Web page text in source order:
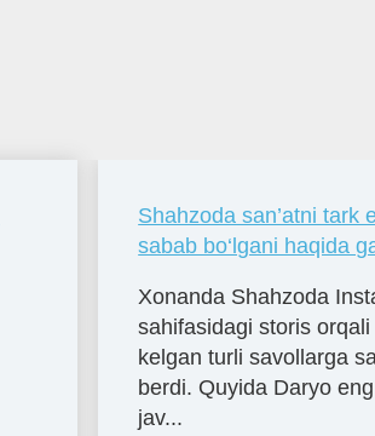
Shahzoda san’atni tark
sabab bo‘lgani haqida
Xonanda Shahzoda
sahifasidagi storis
kelgan turli savollarga
berdi. Quyida Daryo
jav...